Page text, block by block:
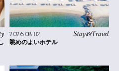
Stay&Travel
2026.08.02
眺めのよいホテル